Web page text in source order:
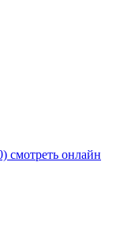
смотреть онлайн